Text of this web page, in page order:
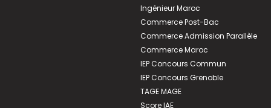
Ingénieur Maroc
Commerce Post-Bac
Commerce Admission Parallèle
Commerce Maroc
IEP Concours Commun
IEP Concours Grenoble
TAGE MAGE
Score IAE